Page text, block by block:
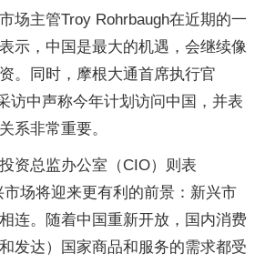
场主管Troy Rohrbaugh在近期的一
示，中国是最大的机遇，会继续像
。同时，摩根大通首席执行官
访中声称今年计划访问中国，并表
系非常重要。
资总监办公室（CIO）则表
市场将迎来更有利的前景：新兴市
连。随着中国重新开放，国内消费
发达）国家商品和服务的需求都受